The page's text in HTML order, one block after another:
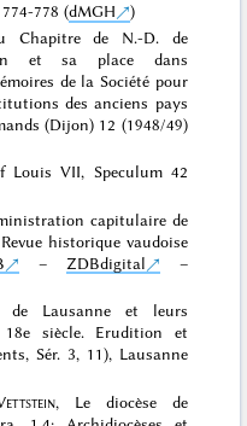
778 (dMGH
)
Chapitre de N.-D. de
et sa place dans
de la Société pour
des anciens pays
(Dijon) 12 (1948/49)
Louis VII, Speculum 42
capitulaire de
historique vaudoise
– ZDBdigital
–
de Lausanne et leurs
siècle. Erudition et
Sér. 3, 11), Lausanne
, Le diocèse de